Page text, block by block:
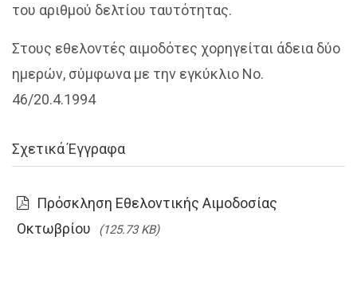
του αριθμού δελτίου ταυτότητας.
Στους εθελοντές αιμοδότες χορηγείται άδεια δύο
ημερών, σύμφωνα με την εγκύκλιο Νο.
46/20.4.1994
Σχετικά Έγγραφα
Πρόσκληση Εθελοντικής Αιμοδοσίας
Οκτωβρίου
(125.73 KB)